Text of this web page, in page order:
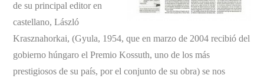
de su principal editor en
castellano, László
Krasznahorkai, (Gyula, 1954, que en marzo de 2004 recibió del
gobierno húngaro el Premio Kossuth, uno de los más
prestigiosos de su país, por el conjunto de su obra) se nos